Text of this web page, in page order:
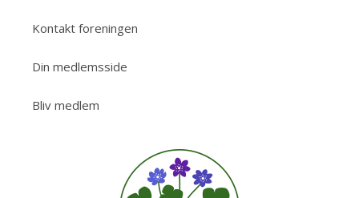
Kontakt foreningen
Din medlemsside
Bliv medlem